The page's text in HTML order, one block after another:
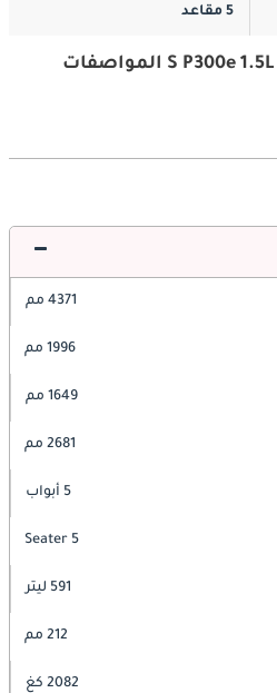
5 مقاعد
لاند روفر رانج روفر إيفوك S P300e 1.5L المواصفات
4371 مم
1996 مم
1649 مم
2681 مم
5 أبواب
5 Seater
591 ليتر
212 مم
2082 كغ